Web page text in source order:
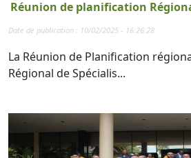
Réunion de planification
Date de publication : 10/02/2025 - 16:26:28
La Réunion de Planification
Régional de Spécialis...